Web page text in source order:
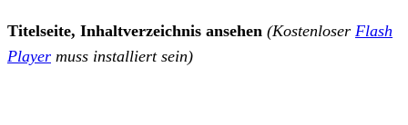
Titelseite, Inhaltverzeichnis ansehen (Kostenloser Flash
Player muss installiert sein)